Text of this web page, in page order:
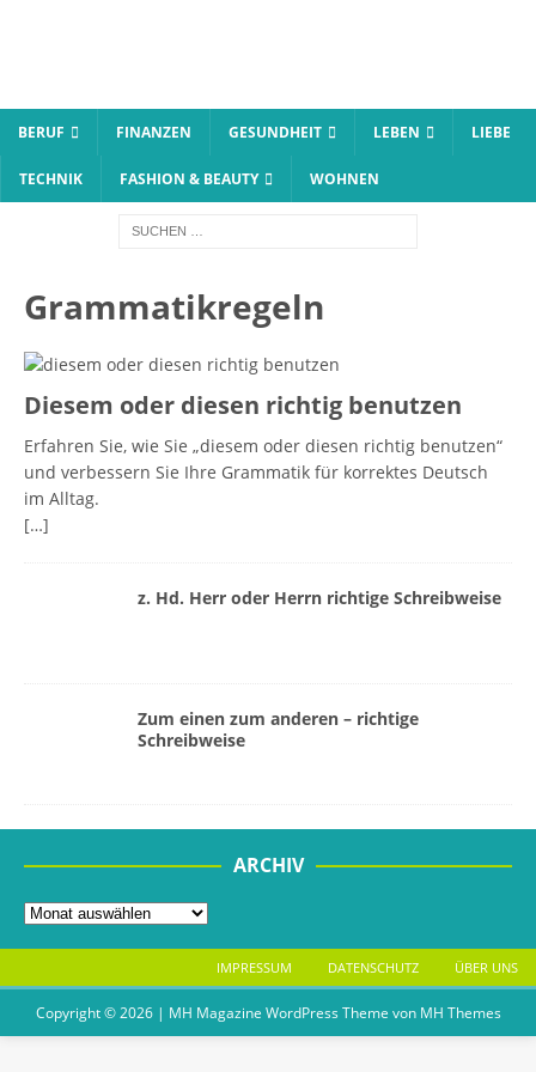
BERUF FINANZEN GESUNDHEIT LEBEN LIEBE
TECHNIK FASHION & BEAUTY WOHNEN
Grammatikregeln
Diesem oder diesen richtig benutzen
Erfahren Sie, wie Sie „diesem oder diesen richtig benutzen“
und verbessern Sie Ihre Grammatik für korrektes Deutsch
im Alltag.
[…]
z. Hd. Herr oder Herrn richtige Schreibweise
Zum einen zum anderen – richtige
Schreibweise
ARCHIV
IMPRESSUM DATENSCHUTZ ÜBER UNS
Copyright © 2026 | MH Magazine WordPress Theme von MH Themes